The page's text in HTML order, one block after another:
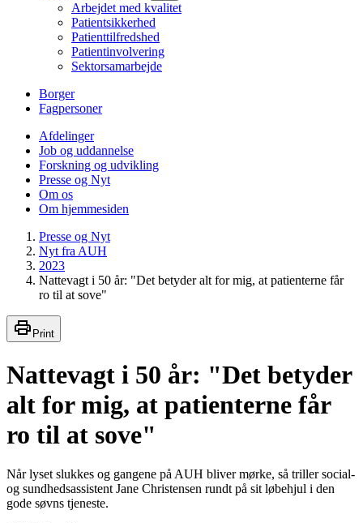
Arbejdet med kvalitet
Patientsikkerhed
Patienttilfredshed
Patientinvolvering
Sektorsamarbejde
Borger
Fagpersoner
Afdelinger
Job og uddannelse
Forskning og udvikling
Presse og Nyt
Om os
Om hjemmesiden
Presse og Nyt
Nyt fra AUH
2023
Nattevagt i 50 år: "Det betyder alt for mig, at patienterne får
ro til at sove"
Print
Nattevagt i 50 år: "Det betyder
alt for mig, at patienterne får
ro til at sove"
Når lyset slukkes og gangene på AUH bliver mørke, så triller social-
og sundhedsassistent Jane Christensen rundt på sit løbehjul i den
gode søvns tjeneste.